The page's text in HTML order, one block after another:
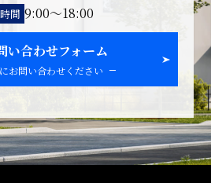
間 9:00～18:00
い合わせフォーム
お問い合わせください